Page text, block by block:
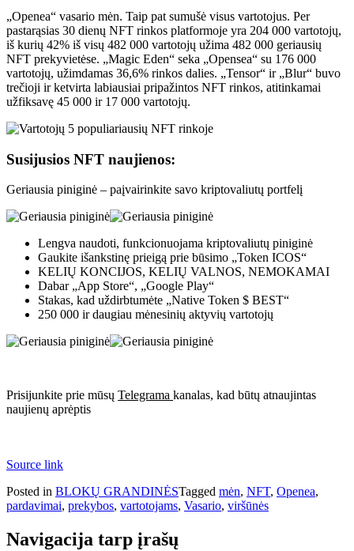
„Openea“ vasario mėn. Taip pat sumušė visus vartotojus. Per
pastarąsias 30 dienų NFT rinkos platformoje yra 204 000 vartotojų,
iš kurių 42% iš visų 482 000 vartotojų užima 482 000 geriausių
NFT prekyvietėse. „Magic Eden“ seka „Opensea“ su 176 000
vartotojų, užimdamas 36,6% rinkos dalies. „Tensor“ ir „Blur“ buvo
trečioji ir ketvirta labiausiai pripažintos NFT rinkos, atitinkamai
užfiksavę 45 000 ir 17 000 vartotojų.
Susijusios NFT naujienos:
Geriausia piniginė – paįvairinkite savo kriptovaliutų portfelį
Lengva naudoti, funkcionuojama kriptovaliutų piniginė
Gaukite išankstinę prieigą prie būsimo „Token ICOS“
KELIŲ KONCIJOS, KELIŲ VALNOS, NEMOKAMAI
Dabar „App Store“, „Google Play“
Stakas, kad uždirbtumėte „Native Token $ BEST“
250 000 ir daugiau mėnesinių aktyvių vartotojų
Prisijunkite prie mūsų Telegrama kanalas, kad būtų atnaujintas
naujienų aprėptis
Source link
Posted in BLOKŲ GRANDINĖSTagged mėn, NFT, Openea,
pardavimai, prekybos, vartotojams, Vasario, viršūnės
Navigacija tarp įrašų